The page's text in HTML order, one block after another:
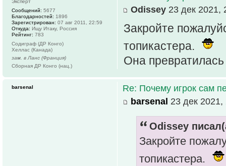
Odissey 23 дек 2021,
Закройте
топикастера.
Она
Эксперт
Сообщений: 5677
Благодарностей: 1896
Зарегистрирован: 07 авг 2011, 22:59
Откуда: Ищу Итаку, Россия
Рейтинг: 783
Содиграф (ДР Конго)
Хеллас (Канада)
зам. в Ланс (Франция)
Сборная ДР Конго (нац.)
Re: Почему игрок сам
barsenal 23 дек 2021,
Odissey
Закройте
топикастера.
barsenal